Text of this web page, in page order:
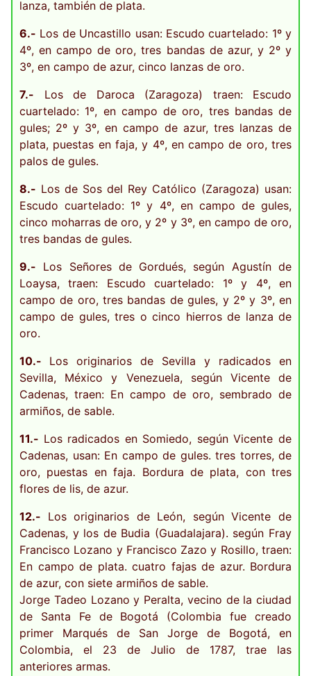
lanza, también de plata.
6.- Los de Uncastillo usan: Escudo cuartelado: 1º y
4º, en campo de oro, tres bandas de azur, y 2º y
3º, en campo de azur, cinco lanzas de oro.
7.- Los de Daroca (Zaragoza) traen: Escudo
cuartelado: 1º, en campo de oro, tres bandas de
gules; 2º y 3º, en campo de azur, tres lanzas de
plata, puestas en faja, y 4º, en campo de oro, tres
palos de gules.
8.- Los de Sos del Rey Católico (Zaragoza) usan:
Escudo cuartelado: 1º y 4º, en campo de gules,
cinco moharras de oro, y 2º y 3º, en campo de oro,
tres bandas de gules.
9.- Los Señores de Gordués, según Agustín de
Loaysa, traen: Escudo cuartelado: 1º y 4º, en
campo de oro, tres bandas de gules, y 2º y 3º, en
campo de gules, tres o cinco hierros de lanza de
oro.
10.- Los originarios de Sevilla y radicados en
Sevilla, México y Venezuela, según Vicente de
Cadenas, traen: En campo de oro, sembrado de
armiños, de sable.
11.- Los radicados en Somiedo, según Vicente de
Cadenas, usan: En campo de gules. tres torres, de
oro, puestas en faja. Bordura de plata, con tres
flores de lis, de azur.
12.- Los originarios de León, según Vicente de
Cadenas, y los de Budia (Guadalajara). según Fray
Francisco Lozano y Francisco Zazo y Rosillo, traen:
En campo de plata. cuatro fajas de azur. Bordura
de azur, con siete armiños de sable.
Jorge Tadeo Lozano y Peralta, vecino de la ciudad
de Santa Fe de Bogotá (Colombia fue creado
primer Marqués de San Jorge de Bogotá, en
Colombia, el 23 de Julio de 1787, trae las
anteriores armas.